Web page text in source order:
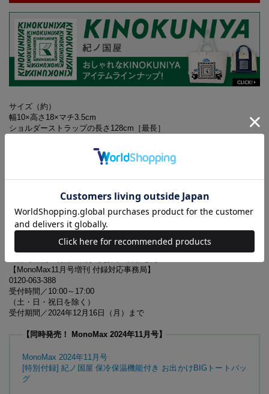
サイズ（約）
幅10×高さ18×マチ3.5cm
ショルダーストラップの長さ128cm［最長］
※バッグ以外は付録に含まれません
録の色合いが、画面表示上のものと現物で異なる場合があります
※『MonoMax』11月号とは表紙、付録が異なります。誌面内容は
同一です
【MonoMax11月号増刊 付録対応事務局】
0120-063-388
受付時間／10:00～17:00
（土・日・祝日を除く）
受付期間／2024年12月16日（月）まで
【同時発売！ MonoMax 2024年11月号】
MonoMax 2024年11月号
[特別付録] 紀ノ国屋 保冷保温機能付き お出かけBIGトートバッ
グ